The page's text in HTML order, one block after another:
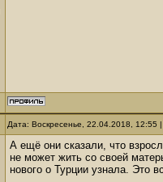
Дата: Воскресенье, 22.04.2018,
А ещё они сказали, что
не может жить со своей
нового о Турции узнала. Это